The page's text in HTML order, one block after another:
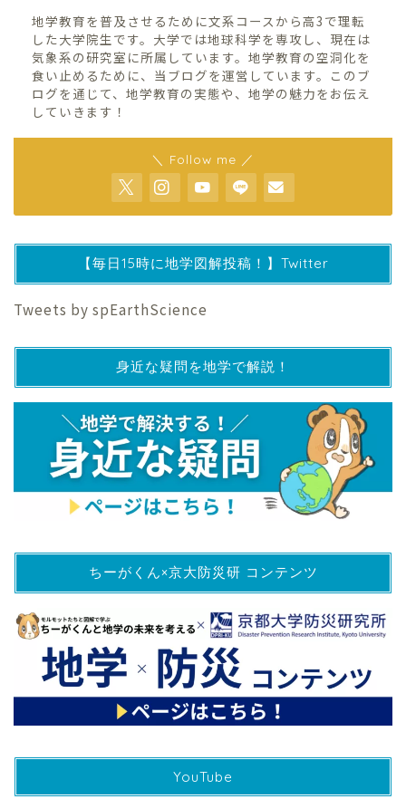
地学教育を普及させるために文系コースから高3で理転
した大学院生です。大学では地球科学を専攻し、現在は
気象系の研究室に所属しています。地学教育の空洞化を
食い止めるために、当ブログを運営しています。このブ
ログを通じて、地学教育の実態や、地学の魅力をお伝え
していきます！
＼ Follow me ／
【毎日15時に地学図解投稿！】Twitter
Tweets by spEarthScience
身近な疑問を地学で解説！
ちーがくん×京大防災研 コンテンツ
YouTube